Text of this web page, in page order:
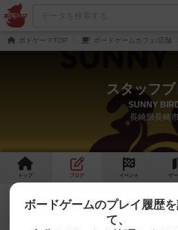
ボドゲーマTOP ボードゲームカフェ/店舗
スタッフ
SUNNY
長崎県長崎
トップ ブログ イベント ゲー
『Merchants Cove』「
Adventure」概要説明動画
ボードゲームのプレイ履歴
て、